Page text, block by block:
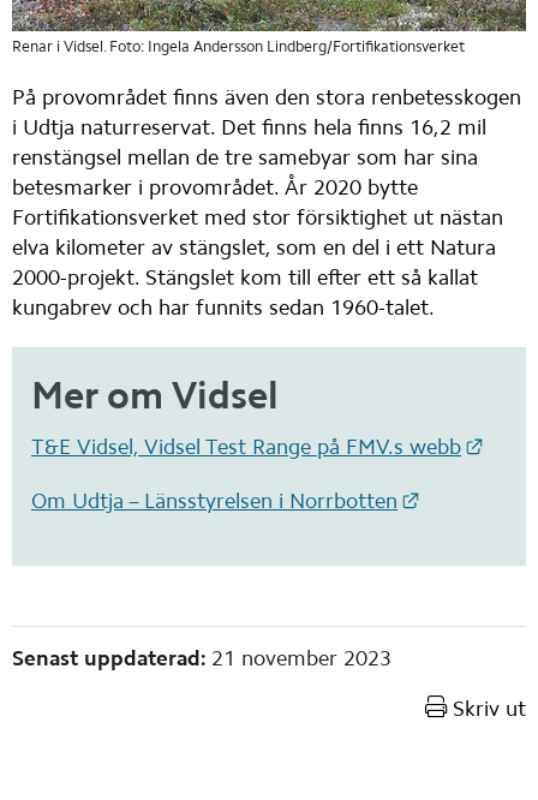
Renar i Vidsel. Foto: Ingela Andersson Lindberg/Fortifikationsverket
På provområdet finns även den stora renbetesskogen
i Udtja naturreservat. Det finns hela finns 16,2 mil
renstängsel mellan de tre samebyar som har sina
betesmarker i provområdet. År 2020 bytte
Fortifikationsverket med stor försiktighet ut nästan
elva kilometer av stängslet, som en del i ett Natura
2000-projekt. Stängslet kom till efter ett så kallat
kungabrev och har funnits sedan 1960-talet.
Mer om Vidsel
T&E Vidsel, Vidsel Test Range på FMV.s webb Länk
Om Udtja – Länsstyrelsen i Norrbotten Länk till
Sidinformation
Senast uppdaterad: 21 november 2023
Skriv ut